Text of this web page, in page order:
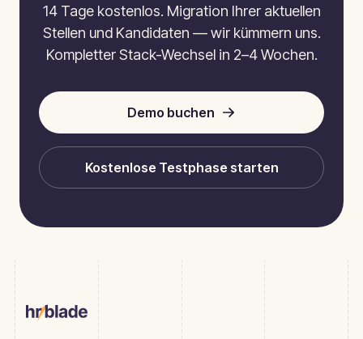
14 Tage kostenlos. Migration Ihrer aktuellen
Stellen und Kandidaten — wir kümmern uns.
Kompletter Stack-Wechsel in 2–4 Wochen.
Demo buchen
Kostenlose Testphase starten